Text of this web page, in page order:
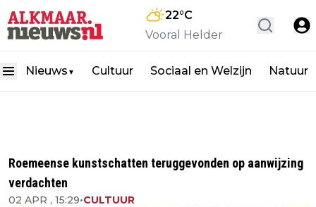
22°C
Vooral Helder
Nieuws ▼ Cultuur Sociaal en Welzijn Natuur
Roemeense kunstschatten teruggevonden op aanwijzing
verdachten
02 APR , 15:29•CULTUUR